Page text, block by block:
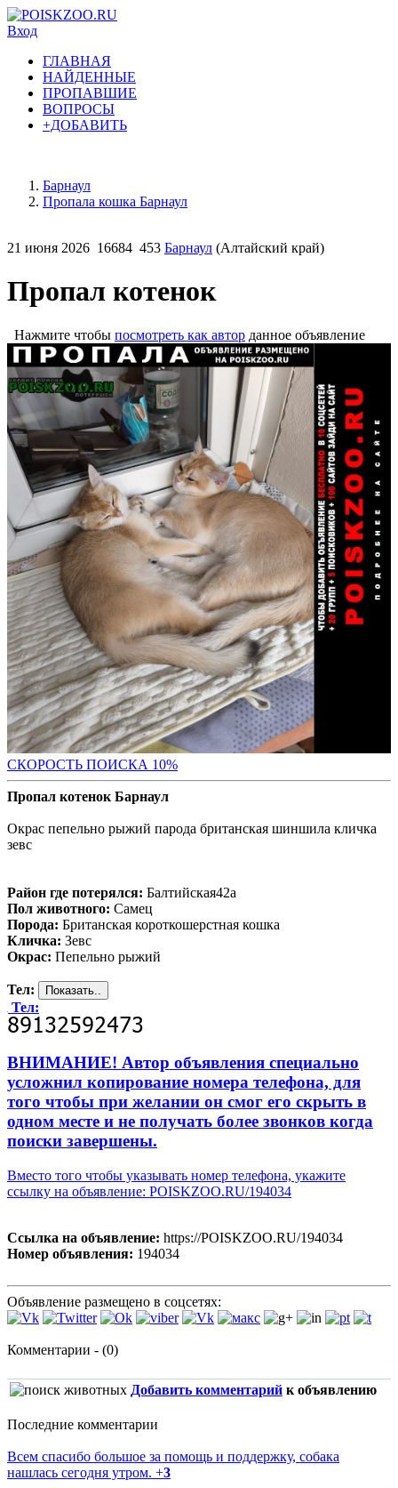
Вход
ГЛАВНАЯ
НАЙДЕННЫЕ
ПРОПАВШИЕ
ВОПРОСЫ
+ДОБАВИТЬ
Барнаул
Пропала кошка Барнаул
21 июня 2026 16684 453 Барнаул (Алтайский край)
Пропал котенок
Нажмите чтобы посмотреть как автор данное объявление
СКОРОСТЬ ПОИСКА 10%
Пропал котенок Барнаул
Окрас пепельно рыжий парода британская шиншила кличка
зевс
Район где потерялся: Балтийская42а
Пол животного: Самец
Порода: Британская короткошерстная кошка
Кличка: Зевс
Окрас: Пепельно рыжий
Тел:
Тел:
ВНИМАНИЕ! Автор объявления специально
усложнил копирование номера телефона, для
того чтобы при желании он смог его скрыть в
одном месте и не получать более звонков когда
поиски завершены.
Вместо того чтобы указывать номер телефона, укажите
ссылку на объявление: POISKZOO.RU/194034
Ссылка на объявление: https://POISKZOO.RU/194034
Номер объявления: 194034
Объявление размещено в соцсетях:
Комментарии - (0)
Добавить комментарий к объявлению
Последние комментарии
Всем спасибо большое за помощь и поддержку, собака
нашлась сегодня утром. +3